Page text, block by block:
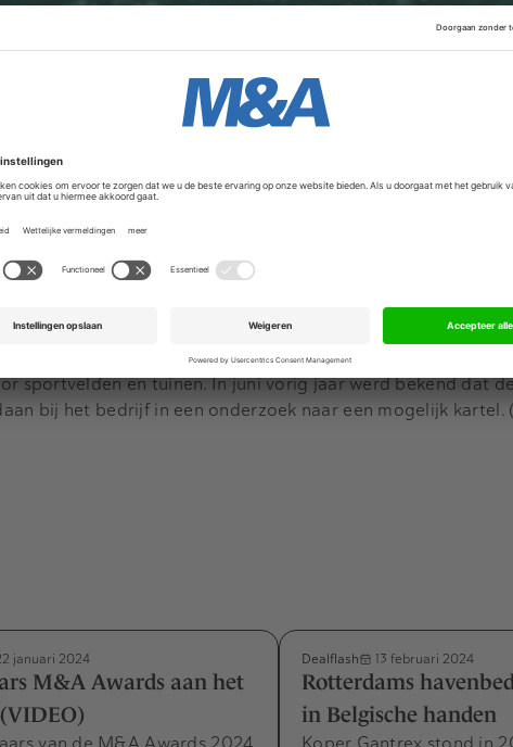
koopt TenCate van een andere Amerikaanse
Partners uit New York. Onder de hoede van de
Vogel het bedrijf te laten groeien tot een omzet van 1,5
boven de 200 miljoen dollar.
betaalt voor TenCate Grass, dat zo'n 1500 werknemers
en textielontwikkelaar TenCate in 2016 op eigen
sportvelden en tuinen. In juni vorig jaar werd bekend dat
bij het bedrijf in een onderzoek naar een mogelijk kartel.
januari 2024
M&A Awards aan het
Dealflash 13 februari 2024
Rotterdams
in Belgische handen